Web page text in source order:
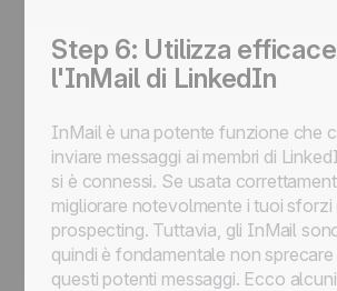
Step 6: Utilizza
l'InMail di LinkedIn
InMail è una potente funzione che
inviare messaggi ai membri di
si è connessi. Se usata
migliorare notevolmente i tuoi sforzi
prospecting. Tuttavia, gli InMail
quindi è fondamentale non
questi potenti messaggi. Ecco